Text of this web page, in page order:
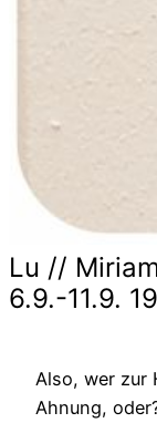
Lu //
6.9.-11.9.
Also, wer zur
Ahnung,